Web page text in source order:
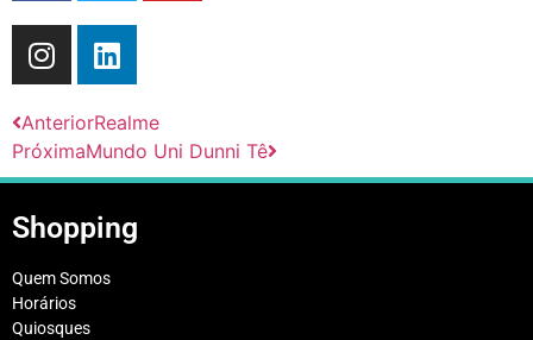
AnteriorRealme
PróximaMundo Uni Dunni Tê
Shopping
Quem Somos
Horários
Quiosques